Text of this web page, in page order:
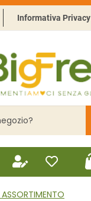
Informativa Privacy